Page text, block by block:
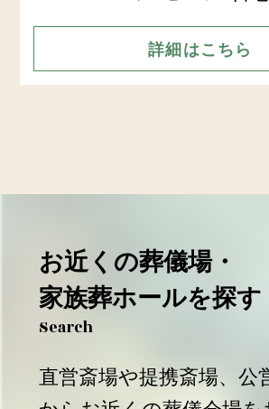
詳細はこちら
お近くの葬儀場・
家族葬ホールを探す
Search
直営斎場や提携斎場、公